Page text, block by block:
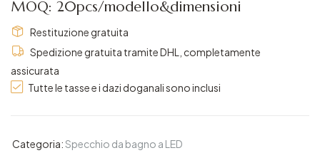
MOQ: 20pcs/modello&dimensioni
Restituzione gratuita
Spedizione gratuita tramite DHL, completamente
assicurata
Tutte le tasse e i dazi doganali sono inclusi
Categoria:Specchio da bagno a LED